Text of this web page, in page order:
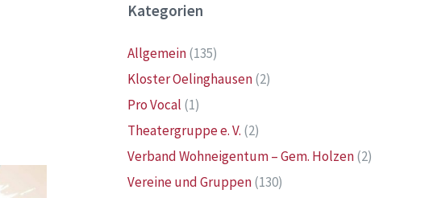
Kategorien
Allgemein(135)
Kloster Oelinghausen(2)
Pro Vocal (1)
Theatergruppe e. V. (2)
Verband Wohneigentum – Gem. Holzen(2)
Vereine und Gruppen(130)